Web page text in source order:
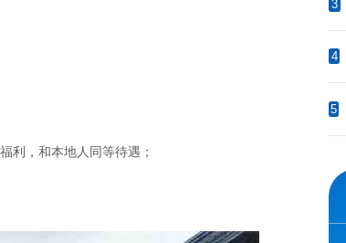
，和本地人同等待遇；
3
4
5